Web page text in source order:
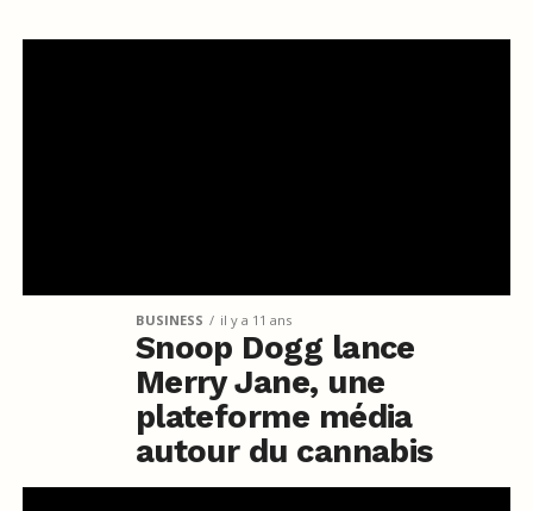
BUSINESS il y a 11 ans
Snoop Dogg lance
Merry Jane, une
plateforme média
autour du cannabis